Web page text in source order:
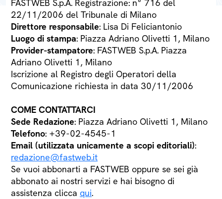
FASTWEB S.p.A. Registrazione: n° 716 del
22/11/2006 del Tribunale di Milano
Direttore responsabile: Lisa Di Feliciantonio
Luogo di stampa: Piazza Adriano Olivetti 1, Milano
Provider-stampatore: FASTWEB S.p.A. Piazza
Adriano Olivetti 1, Milano
Iscrizione al Registro degli Operatori della
Comunicazione richiesta in data 30/11/2006
COME CONTATTARCI
Sede Redazione: Piazza Adriano Olivetti 1, Milano
Telefono: +39-02-4545-1
Email (utilizzata unicamente a scopi editoriali):
redazione@fastweb.it
Se vuoi abbonarti a FASTWEB oppure se sei già
abbonato ai nostri servizi e hai bisogno di
assistenza clicca qui.